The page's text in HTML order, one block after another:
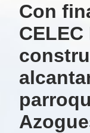
Con